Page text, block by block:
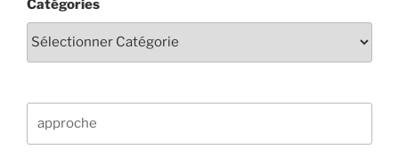
e
b
o
k
T
u
e
C
Catégories